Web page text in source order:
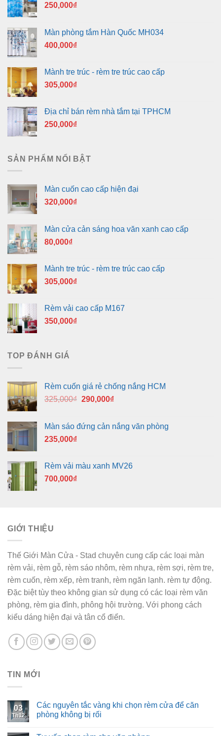
250,000₫
Màn phòng tắm Hàn Quốc MH034
400,000₫
Mành tre trúc - rèm tre trúc cao cấp
305,000₫
Địa chỉ bán rèm nhà tắm tại TPHCM
250,000₫
SẢN PHẨM NỔI BẬT
Màn cuốn cao cấp hiện đại
320,000₫
Màn cửa cản sáng hoa văn xanh cao cấp
80,000₫
Mành tre trúc - rèm tre trúc cao cấp
305,000₫
Rèm vải cao cấp M167
350,000₫
TOP ĐÁNH GIÁ
Rèm cuốn giá rẻ chống nắng HCM
325,000₫ Giá
325,000₫.
290,000₫Giá
là:
Màn sáo đứng cản nắng văn phòng
235,000₫
Rèm vải màu xanh MV26
700,000₫
GIỚI THIỆU
Thế Giới Màn Cửa - Stad chuyên cung cấp các loại màn
rèm vải, rèm gỗ, rèm sáo nhôm, rèm nhựa, rèm sợi, rèm tre,
rèm cuốn, rèm xếp, rèm tranh, rèm ngăn lạnh. rèm tự động.
Đặc biệt tùy theo không gian sử dụng có các loại rèm văn
phòng, rèm gia đình, phông hội trường. Với phong cách
kiểu dáng hiện đại và tân cổ điển.
TIN MỚI
03
Th12
Các nguyên tắc vàng khi chọn rèm cửa để căn
phòng không bị rối